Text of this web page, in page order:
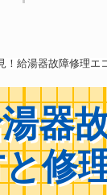
！給湯器故障修理エ
器
修